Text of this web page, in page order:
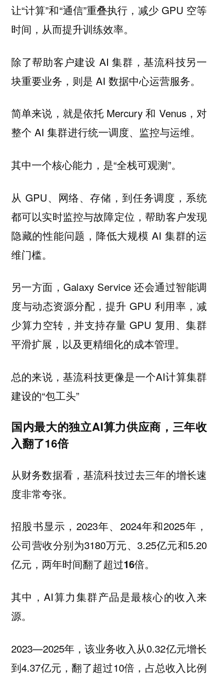
让“计算”和“通信”重叠执行，减少 GPU 空等
时间，从而提升训练效率。
除了帮助客户建设 AI 集群，基流科技另一
块重要业务，则是 AI 数据中心运营服务。
简单来说，就是依托 Mercury 和 Venus，对
整个 AI 集群进行统一调度、监控与运维。
其中一个核心能力，是“全栈可观测”。
从 GPU、网络、存储，到任务调度，系统
都可以实时监控与故障定位，帮助客户发现
隐藏的性能问题，降低大规模 AI 集群的运
维门槛。
另一方面，Galaxy Service 还会通过智能调
度与动态资源分配，提升 GPU 利用率，减
少算力空转，并支持存量 GPU 复用、集群
平滑扩展，以及更精细化的成本管理。
总的来说，基流科技更像是一个AI计算集群
建设的“包工头”
国内最大的独立AI算力供应商，三年收
入翻了16倍
从财务数据看，基流科技过去三年的增长速
度非常夸张。
招股书显示，2023年、2024年和2025年，
公司营收分别为3180万元、3.25亿元和5.20
亿元，两年时间翻了超过16倍。
其中，AI算力集群产品是最核心的收入来
源。
2023—2025年，该业务收入从0.32亿元增长
到4.37亿元，翻了超过10倍，占总收入比例